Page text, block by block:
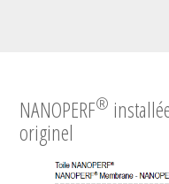
NANOPERF®
originel